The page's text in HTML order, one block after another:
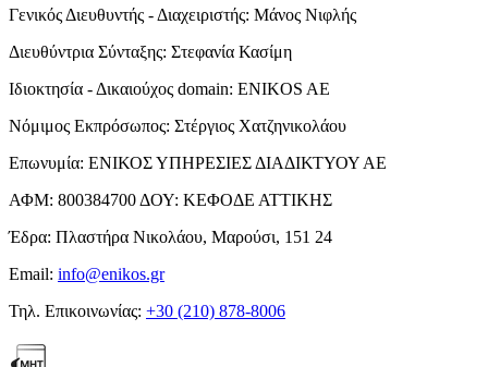
Γενικός Διευθυντής - Διαχειριστής: Μάνος Νιφλής
Διευθύντρια Σύνταξης: Στεφανία Κασίμη
Ιδιοκτησία - Δικαιούχος domain: ENIKOS AE
Νόμιμος Εκπρόσωπος: Στέργιος Χατζηνικολάου
Επωνυμία: ΕΝΙΚΟΣ ΥΠΗΡΕΣΙΕΣ ΔΙΑΔΙΚΤΥΟΥ ΑΕ
ΑΦΜ: 800384700 ΔΟΥ: ΚΕΦΟΔΕ ΑΤΤΙΚΗΣ
Έδρα: Πλαστήρα Νικολάου, Μαρούσι, 151 24
Email: info@enikos.gr
Τηλ. Επικοινωνίας: +30 (210) 878-8006